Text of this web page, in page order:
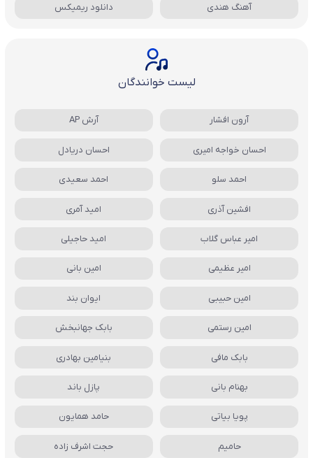
آهنگ هندی دانلود ریمیکس
لیست خوانندگان
آرون افشار آرش AP
احسان خواجه امیری احسان دریادل
احمد سلو احمد سعیدی
افشین آذری امید آمری
امیر عباس گلاب امید حاجیلی
امیر عظیمی امین بانی
امین حبیبی ایوان بند
امین رستمی بابک جهانبخش
بابک مافی بنیامین بهادری
بهنام بانی پازل باند
پویا بیاتی حامد همایون
حامیم حجت اشرف زاده